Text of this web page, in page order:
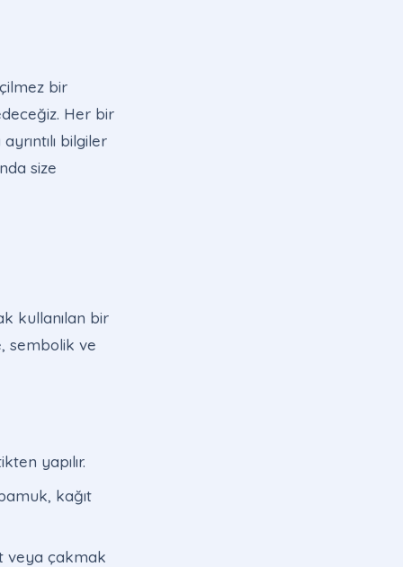
bir
Her bir
bilgiler
size
kullanılan bir
sembolik ve
yapılır.
kağıt
veya çakmak